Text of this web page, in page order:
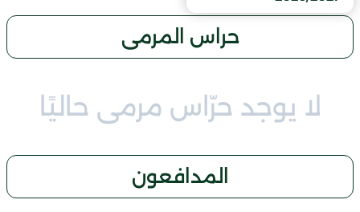
حراس المرمى
لا يوجد حرّاس مرمى حاليًا
المدافعون